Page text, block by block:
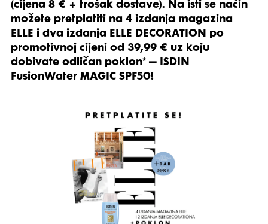
(cijena 8 € + trošak dostave). Na isti se način
možete pretplatiti na 4 izdanja magazina
ELLE i dva izdanja ELLE DECORATION po
promotivnoj cijeni od 39,99 € uz koju
dobivate odličan poklon* – ISDIN
FusionWater MAGIC SPF50!